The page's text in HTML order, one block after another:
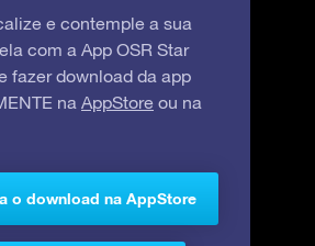
e contemple a sua
com a App OSR Star
fazer download da app
na AppStore ou na
o download na AppStore